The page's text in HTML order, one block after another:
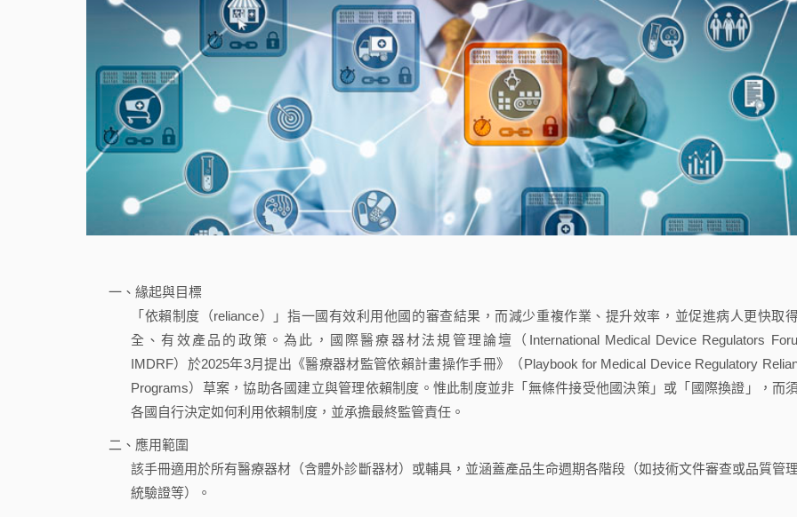
一、緣起與目標
「依賴制度（reliance）」指一國有效利用他國的審查結果，而減少重複作業、提升效率，並促進病人更快取
全、有效產品的政策。為此，國際醫療器材法規管理論壇（International Medical Device Regulators
IMDRF）於2025年3月提出《醫療器材監管依賴計畫操作手冊》（Playbook for Medical Device Regulatory
Programs）草案，協助各國建立與管理依賴制度。惟此制度並非「無條件接受他國決策」或「國際換證」，而
各國自行決定如何利用依賴制度，並承擔最終監管責任。
二、應用範圍
該手冊適用於所有醫療器材（含體外診斷器材）或輔具，並涵蓋產品生命週期各階段（如技術文件審查或品質管
統驗證等）。